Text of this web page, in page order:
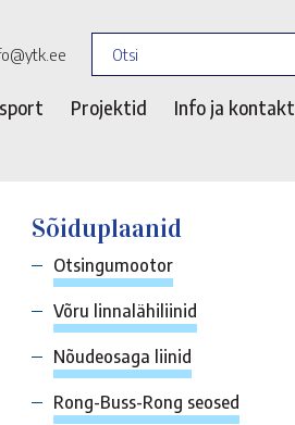
Projektid Info ja kontakt
Sõiduplaanid
Otsingumootor
Võru linnalähiliinid
Nõudeosaga liinid
Rong-Buss-Rong seosed